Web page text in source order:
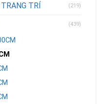
TRÍ (219)
(439)